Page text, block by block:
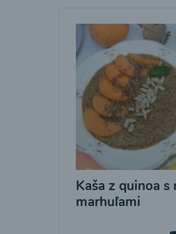
Kaša z quinoa s
marhuľami